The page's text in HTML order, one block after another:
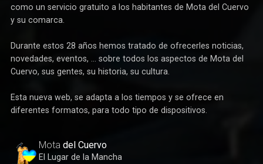
como un servicio gratuito a los habitantes de Mota del Cuervo
y su comarca.
Durante estos 28 años hemos tratado de ofrecerles noticias,
novedades, eventos, ... sobre todos los aspectos de Mota del
Cuervo, sus gentes, su historia, su cultura.
Esta nueva web, se adapta a los tiempos y se ofrece en
diferentes formatos, para todo tipo de dispositivos.
Mota del Cuervo
El Lugar de la Mancha